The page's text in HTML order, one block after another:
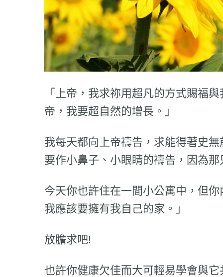
「上帝，我求祢用超凡的方式賜福
帝，我要超自然的增長。」
我每天都向上帝禱告，求能得著史
要作小鼻子、小眼睛的禱告，因為那
今天你也許住在一間小公寓中，但
我應該要擁有我自己的家。」
放膽求吧!
也許你健康欠佳而大可輕易學會與